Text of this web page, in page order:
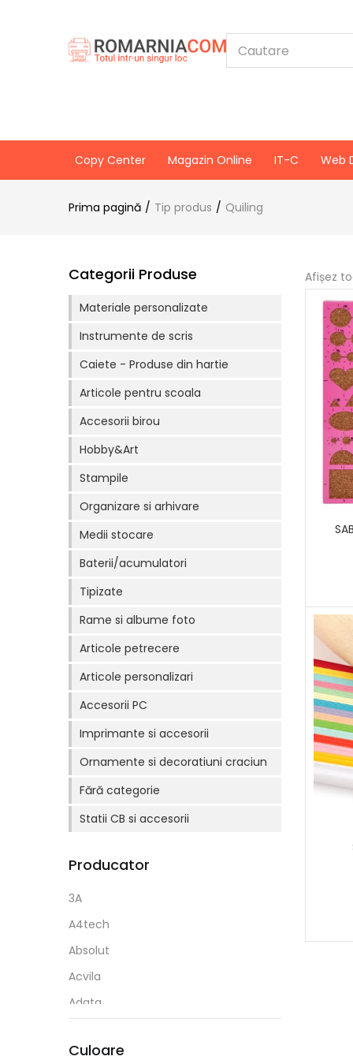
Copy Center Magazin Online IT-C Web
Prima pagină Tip produs Quiling
Afișez
Categorii Produse
Materiale personalizate
Instrumente de scris
Caiete - Produse din hartie
Articole pentru scoala
Accesorii birou
Hobby&Art
Stampile
Organizare si arhivare
Medii stocare
Baterii/acumulatori
Tipizate
Rame si albume foto
Articole petrecere
Articole personalizari
Accesorii PC
Imprimante si accesorii
Ornamente si decoratiuni craciun
Fără categorie
Statii CB si accesorii
Producator
3A
A4tech
Absolut
Acvila
Adata
Aihao
Culoare